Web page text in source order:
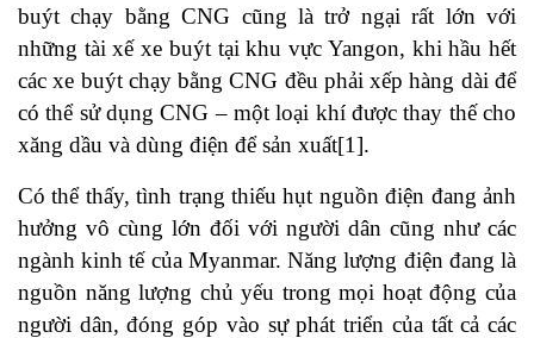
buýt chạy bằng CNG cũng là trở ngại rất lớn với
những tài xế xe buýt tại khu vực Yangon, khi hầu hết
các xe buýt chạy bằng CNG đều phải xếp hàng dài để
có thể sử dụng CNG – một loại khí được thay thế cho
xăng dầu và dùng điện để sản xuất[1].
Có thể thấy, tình trạng thiếu hụt nguồn điện đang ảnh
hưởng vô cùng lớn đối với người dân cũng như các
ngành kinh tế của Myanmar. Năng lượng điện đang là
nguồn năng lượng chủ yếu trong mọi hoạt động của
người dân, đóng góp vào sự phát triển của tất cả các